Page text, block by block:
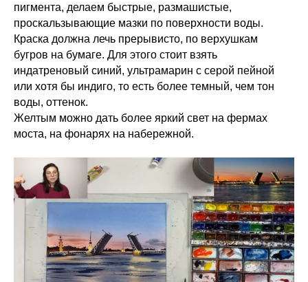
пигмента, делаем быстрые, размашистые,
проскальзывающие мазки по поверхности воды.
Краска должна лечь прерывисто, по верхушкам
бугров на бумаге. Для этого стоит взять
индатреновый синий, ультрамарин с серой пейной
или хотя бы индиго, то есть более темный, чем тон
воды, оттенок.
Желтым можно дать более яркий свет на фермах
моста, на фонарях на набережной.